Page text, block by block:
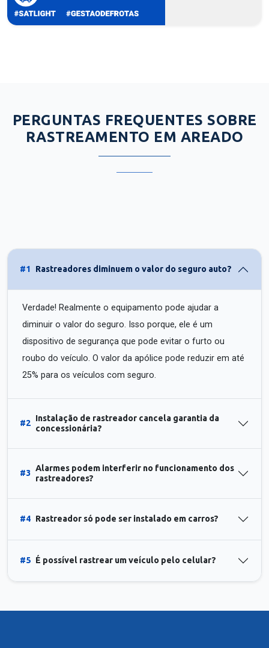
PERGUNTAS FREQUENTES SOBRE
RASTREAMENTO EM AREADO
#1 Rastreadores diminuem o valor do seguro auto?
Verdade! Realmente o equipamento pode ajudar a
diminuir o valor do seguro. Isso porque, ele é um
dispositivo de segurança que pode evitar o furto ou
roubo do veículo. O valor da apólice pode reduzir em até
25% para os veículos com seguro.
#2
Instalação de rastreador cancela garantia da
concessionária?
#3
Alarmes podem interferir no funcionamento dos
rastreadores?
#4 Rastreador só pode ser instalado em carros?
#5 É possível rastrear um veículo pelo celular?